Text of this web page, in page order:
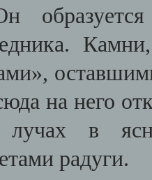
на него
в
радуги.